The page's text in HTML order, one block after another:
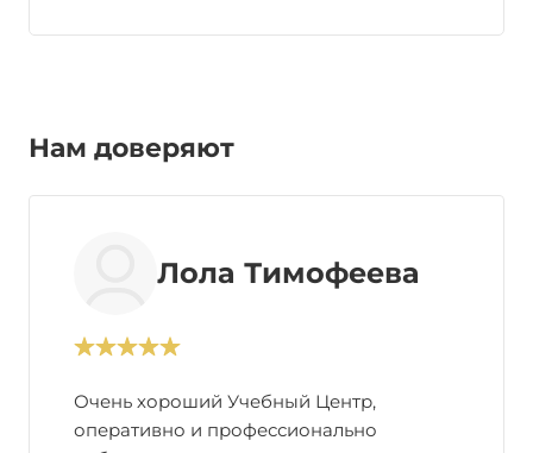
Нам доверяют
Лола Тимофеева
Очень хороший Учебный Центр,
оперативно и профессионально